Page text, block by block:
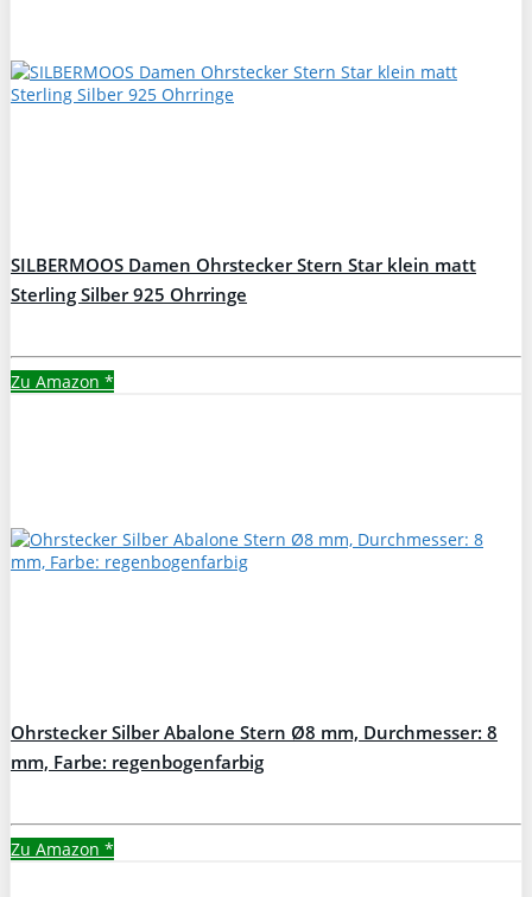
SILBERMOOS Damen Ohrstecker Stern Star klein matt
Sterling Silber 925 Ohrringe
Zu Amazon *
Ohrstecker Silber Abalone Stern Ø8 mm, Durchmesser: 8
mm, Farbe: regenbogenfarbig
Zu Amazon *